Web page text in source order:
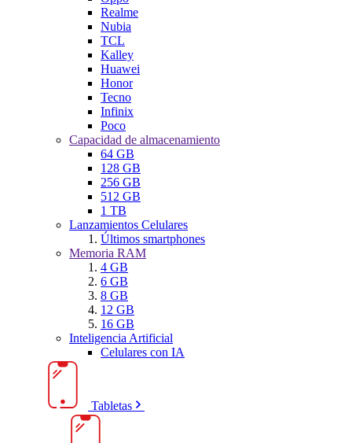
Realme
Nubia
TCL
Kalley
Huawei
Honor
Tecno
Infinix
Poco
Capacidad de almacenamiento
64 GB
128 GB
256 GB
512 GB
1 TB
Lanzamientos Celulares
Últimos smartphones
Memoria RAM
4 GB
6 GB
8 GB
12 GB
16 GB
Inteligencia Artificial
Celulares con IA
Tabletas